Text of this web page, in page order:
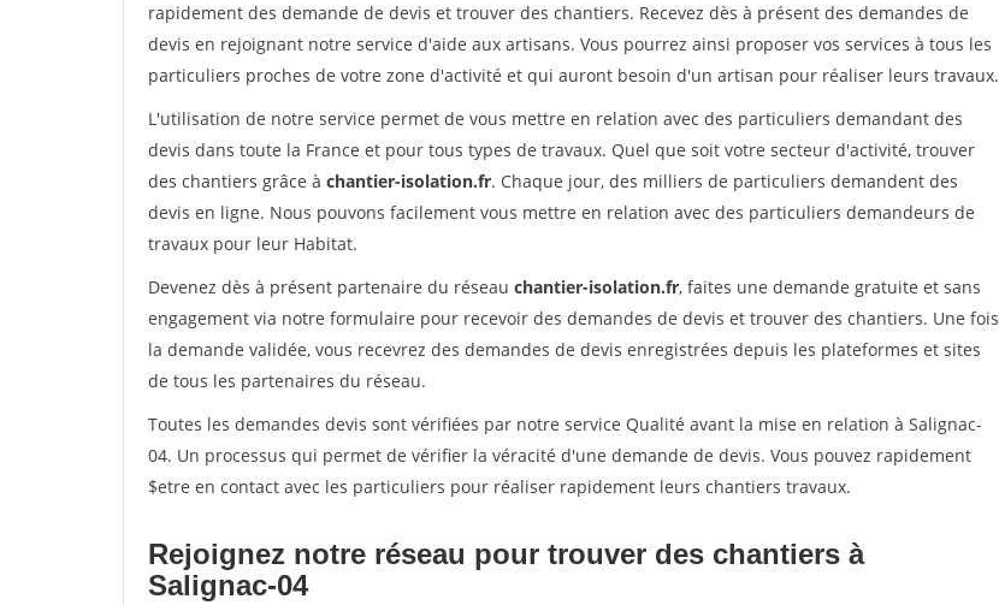
rapidement des demande de devis et trouver des chantiers. Recevez dès à présent des demandes de
devis en rejoignant notre service d'aide aux artisans. Vous pourrez ainsi proposer vos services à tous les
particuliers proches de votre zone d'activité et qui auront besoin d'un artisan pour réaliser leurs travaux.
L'utilisation de notre service permet de vous mettre en relation avec des particuliers demandant des
devis dans toute la France et pour tous types de travaux. Quel que soit votre secteur d'activité, trouver
des chantiers grâce à chantier-isolation.fr. Chaque jour, des milliers de particuliers demandent des
devis en ligne. Nous pouvons facilement vous mettre en relation avec des particuliers demandeurs de
travaux pour leur Habitat.
Devenez dès à présent partenaire du réseau chantier-isolation.fr, faites une demande gratuite et sans
engagement via notre formulaire pour recevoir des demandes de devis et trouver des chantiers. Une fois
la demande validée, vous recevrez des demandes de devis enregistrées depuis les plateformes et sites
de tous les partenaires du réseau.
Toutes les demandes devis sont vérifiées par notre service Qualité avant la mise en relation à Salignac-
04. Un processus qui permet de vérifier la véracité d'une demande de devis. Vous pouvez rapidement
$etre en contact avec les particuliers pour réaliser rapidement leurs chantiers travaux.
Rejoignez notre réseau pour trouver des chantiers à
Salignac-04